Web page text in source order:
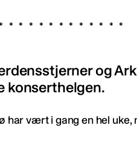
og
konserthelgen.
har vært i gang en hel